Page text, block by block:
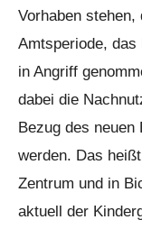
Vorhaben
Amtsperiode, das
in Angriff
dabei die
Bezug des
werden. Das
Zentrum und in
aktuell der